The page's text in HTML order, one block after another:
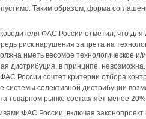
Таким образом, форма
ФАС России отметил, что
риск нарушения запрета на
иметь весомое технологическое и/
дистрибуция, в принципе,
России сочтет критерии отбора
селективной дистрибуции
товарном рынке составляет менее
ФАС России, включая